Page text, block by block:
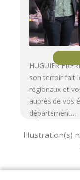
HUGUIER
son terroir fait
régionaux et
auprès de vos
département…